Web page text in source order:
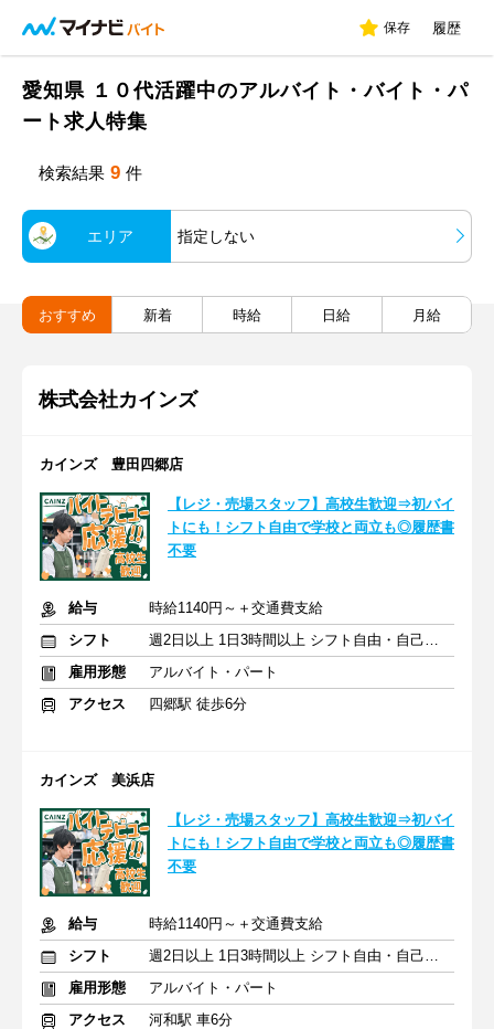
保存 履歴
愛知県 １０代活躍中のアルバイト・バイト・パ
ート求人特集
検索結果 9 件
エリア 指定しない
おすすめ 新着 時給 日給 月給
株式会社カインズ
カインズ 豊田四郷店
【レジ・売場スタッフ】高校生歓迎⇒初バイ
トにも！シフト自由で学校と両立も◎履歴書
不要
給与
時給1140円～＋交通費支給
シフト
週2日以上 1日3時間以上 シフト自由・自己申告
雇用形態
アルバイト・パート
アクセス
四郷駅 徒歩6分
カインズ 美浜店
【レジ・売場スタッフ】高校生歓迎⇒初バイ
トにも！シフト自由で学校と両立も◎履歴書
不要
給与
時給1140円～＋交通費支給
シフト
週2日以上 1日3時間以上 シフト自由・自己申告
雇用形態
アルバイト・パート
アクセス
河和駅 車6分